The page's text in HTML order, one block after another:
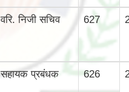
वरि. निजी सचिव 627
सहायक प्रबंधक 626